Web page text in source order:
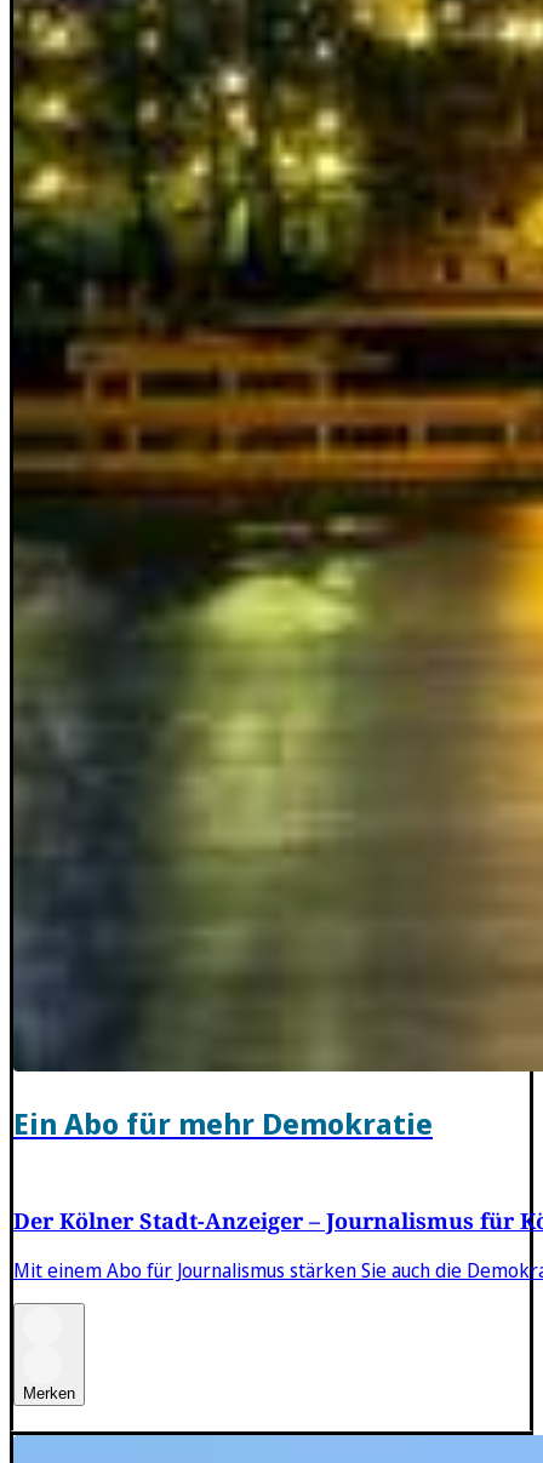
Ein Abo für mehr Demokratie
Der Kölner Stadt-Anzeiger – Journalismus für
Mit einem Abo für Journalismus stärken Sie auch die
Merken